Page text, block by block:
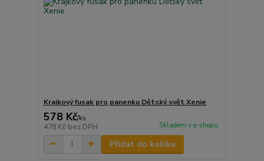
Krajkový fusak pro panenku Dětský svět Xenie
578 Kč/ks
478 Kč bez DPH Skladem v e-shopu
Přidat do košíku